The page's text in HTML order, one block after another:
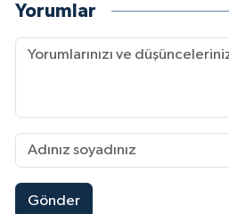
Yorumlar
Gönder